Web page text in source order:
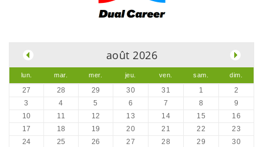
août 2026
lun. mar. mer. jeu. ven. sam. dim.
27 28 29 30 31 1
2
3
4 5 6 7 8
9
10
11 12 13 14 15
16
17
18 19 20 21 22
23
24
25 26 27 28 29
30